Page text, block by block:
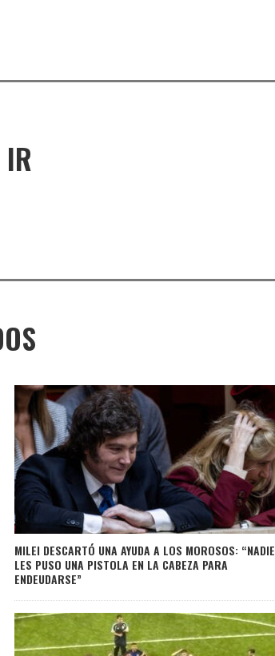
MILEI DESCARTÓ UNA AYUDA A LOS MOROSOS: “NADIE
LES PUSO UNA PISTOLA EN LA CABEZA PARA
ENDEUDARSE”